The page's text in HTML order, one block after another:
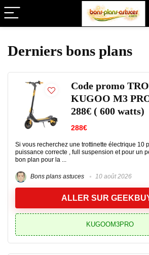
Derniers bons plans
Code promo
KUGOO M3
288€ ( 600 watts)
288€
Si vous recherchez une trottinette électrique 10
puissance correcte , full suspension et pour un
bon plan pour la ...
Bons plans astuces 10 août 2026
ALLER SUR
KUGOOM3PRO